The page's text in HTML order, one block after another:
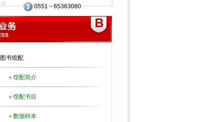
0551－65363080
图书馆配
＋馆配简介
＋馆配书目
＋数据样本